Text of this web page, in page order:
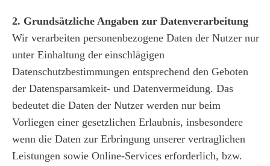
2. Grundsätzliche Angaben zur Datenverarbeitung
Wir verarbeiten personenbezogene Daten der Nutzer nur
unter Einhaltung der einschlägigen
Datenschutzbestimmungen entsprechend den Geboten
der Datensparsamkeit- und Datenvermeidung. Das
bedeutet die Daten der Nutzer werden nur beim
Vorliegen einer gesetzlichen Erlaubnis, insbesondere
wenn die Daten zur Erbringung unserer vertraglichen
Leistungen sowie Online-Services erforderlich, bzw.